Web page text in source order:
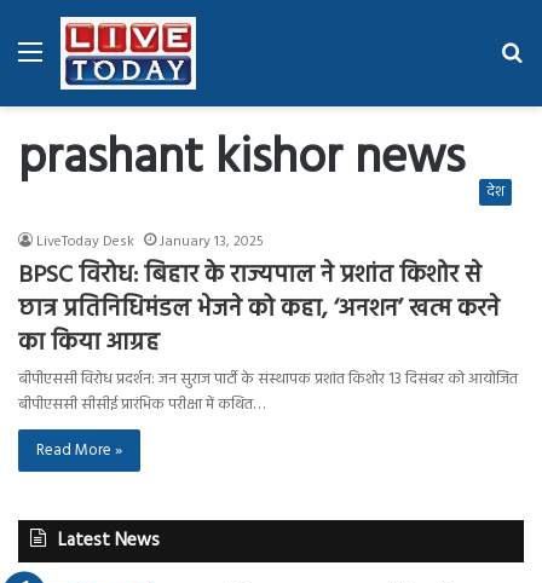
Menu
prashant kishor news देश
LiveToday Desk January 13, 2025
BPSC विरोध: बिहार के राज्यपाल ने प्रशांत किशोर से
छात्र प्रतिनिधिमंडल भेजने को कहा, ‘अनशन’ खत्म करने
का किया आग्रह
बीपीएससी विरोध प्रदर्शन: जन सुराज पार्टी के संस्थापक प्रशांत किशोर 13 दिसंबर को आयोजित
बीपीएससी सीसीई प्रारंभिक परीक्षा में कथित…
Read More »
Latest News